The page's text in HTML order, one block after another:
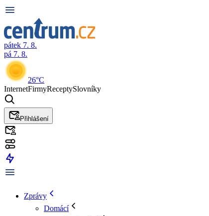
pátek 7. 8.
pá 7. 8.
26°C
InternetFirmyReceptySlovníky
Přihlášení
Zprávy
Domácí